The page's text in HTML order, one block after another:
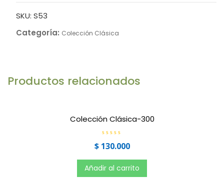
SKU: S53
Categoría: Colección Clásica
Productos relacionados
Colección Clásica-300
V
a
o
r
a
d
$130.000
Añadir al carrito